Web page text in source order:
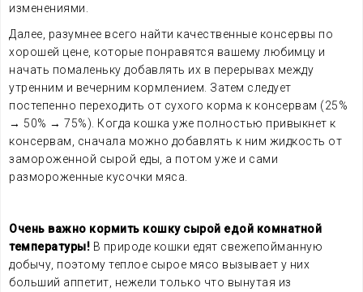
изменениями.
Далее, разумнее всего найти качественные консервы по
хорошей цене, которые понравятся вашему любимцу и
начать помаленьку добавлять их в перерывах между
утренним и вечерним кормлением. Затем следует
постепенно переходить от сухого корма к консервам (25%
→ 50% → 75%). Когда кошка уже полностью привыкнет к
консервам, сначала можно добавлять к ним жидкость от
замороженной сырой еды, а потом уже и сами
размороженные кусочки мяса.
Очень важно кормить кошку сырой едой комнатной
температуры! В природе кошки едят свежепойманную
добычу, поэтому теплое сырое мясо вызывает у них
больший аппетит, нежели только что вынутая из